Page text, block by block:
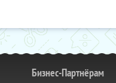
Бизнес-Партнёрам